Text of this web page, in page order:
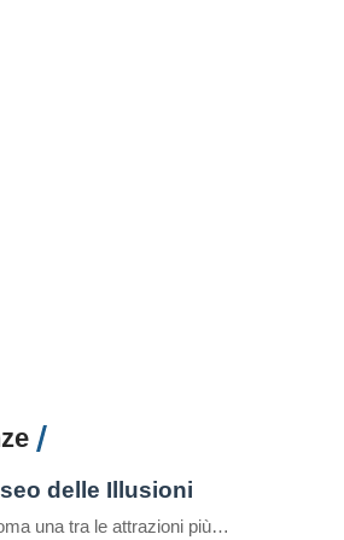
delle Illusioni
A Roma una tra le attrazioni più insolite, divertenti e interessanti del mondo: il Museo delle Illusioni. Dal 12 novembre la venue internazionale sarà aperta al pubblico della capitale, in via Merulana 17. Roma è infatti la 38° città nel mondo – la seconda in Italia dopo Milano – ad avere una sede del museo interattivo […]